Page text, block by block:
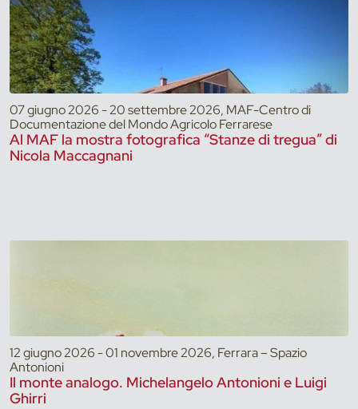
07 giugno 2026 - 20 settembre 2026, MAF-Centro di
Documentazione del Mondo Agricolo Ferrarese
Al MAF la mostra fotografica “Stanze di tregua” di
Nicola Maccagnani
12 giugno 2026 - 01 novembre 2026, Ferrara – Spazio
Antonioni
Il monte analogo. Michelangelo Antonioni e Luigi
Ghirri